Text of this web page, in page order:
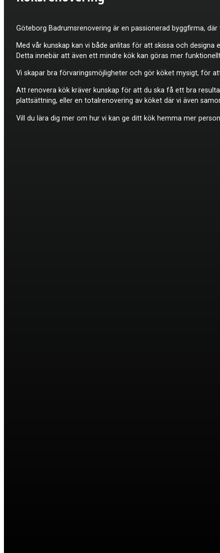
Göteborg Badrumsrenovering är en passionerad byggfirma,
Med vår kunskap kan vi både anlitas för att skissa och
Detta innebär att även ett mindre kök kan göras mer
Vi skapar bra förvaringsmöjligheter och gör köket mysigt, för
Att renovera kök kräver kunskap för att du ska få ett bra
plattsättning, eller en totalrenovering av köket där vi även
Vill du lära dig mer om hur vi kan ge ditt kök hemma mer